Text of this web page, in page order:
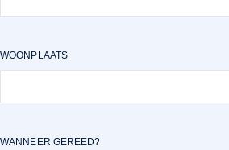
WOONPLAATS
WANNEER GEREED?